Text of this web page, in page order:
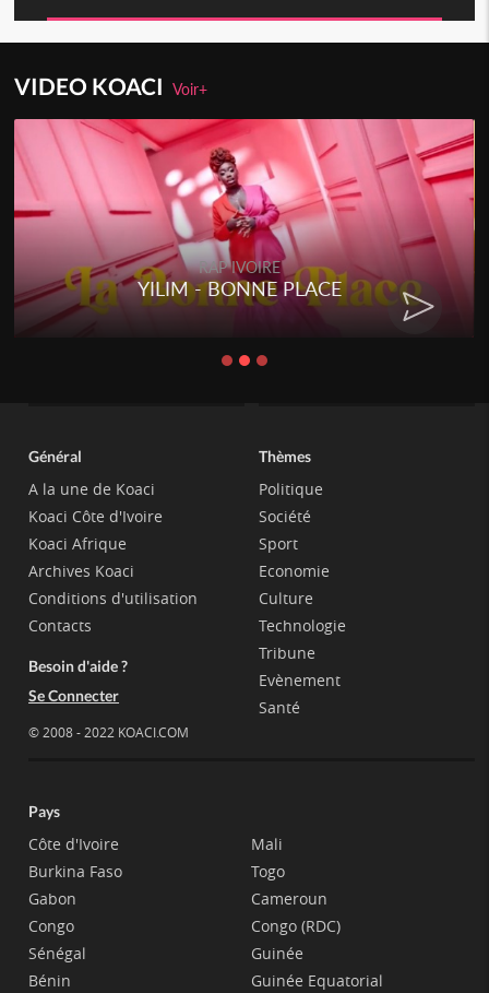
VIDEO KOACIVoir+
RAP IVOIRE
RENARD BARAKISSA - DOS DE
CHAT
Général
A la une de Koaci
Koaci Côte d'Ivoire
Koaci Afrique
Archives Koaci
Conditions d'utilisation
Contacts
Besoin d'aide ?
Se Connecter
© 2008 - 2022 KOACI.COM
Thèmes
Politique
Société
Sport
Economie
Culture
Technologie
Tribune
Evènement
Santé
Pays
Côte d'Ivoire
Burkina Faso
Gabon
Congo
Sénégal
Bénin
Mali
Togo
Cameroun
Congo (RDC)
Guinée
Guinée Equatorial